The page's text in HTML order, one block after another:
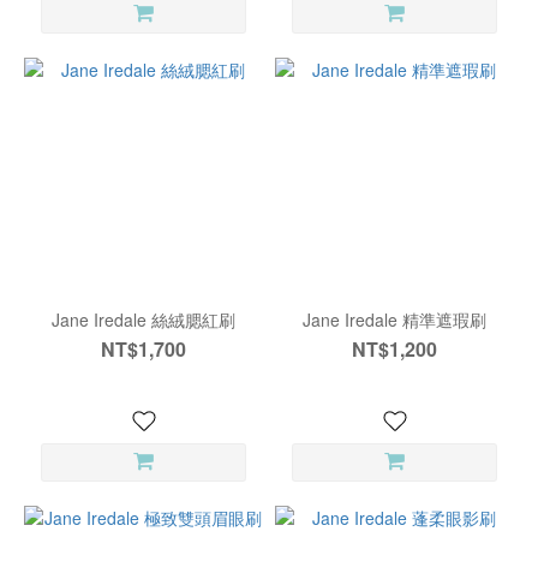
Jane Iredale 絲絨腮紅刷
NT$1,700
Jane Iredale 精準遮瑕刷
NT$1,200